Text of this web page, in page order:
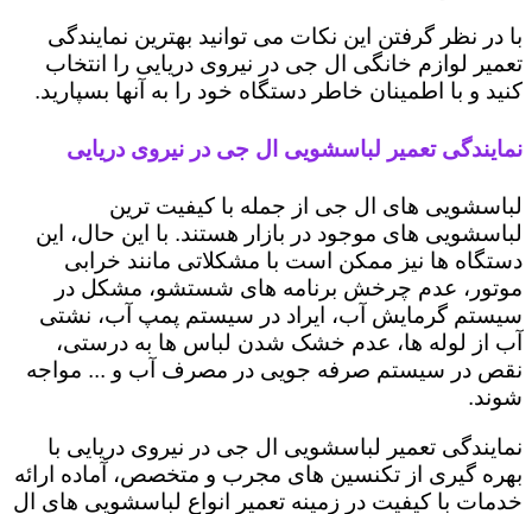
با در نظر گرفتن این نکات می توانید بهترین نمایندگی
تعمیر لوازم خانگی ال جی در نیروی دریایی را انتخاب
کنید و با اطمینان خاطر دستگاه خود را به آنها بسپارید.
نمایندگی تعمیر لباسشویی ال جی در نیروی دریایی
لباسشویی های ال جی از جمله با کیفیت ترین
لباسشویی های موجود در بازار هستند. با این حال، این
دستگاه ها نیز ممکن است با مشکلاتی مانند خرابی
موتور، عدم چرخش برنامه های شستشو، مشکل در
سیستم گرمایش آب، ایراد در سیستم پمپ آب، نشتی
آب از لوله ها، عدم خشک شدن لباس ها به درستی،
نقص در سیستم صرفه جویی در مصرف آب و ... مواجه
شوند.
نمایندگی تعمیر لباسشویی ال جی در نیروی دریایی با
بهره گیری از تکنسین های مجرب و متخصص، آماده ارائه
خدمات با کیفیت در زمینه تعمیر انواع لباسشویی های ال